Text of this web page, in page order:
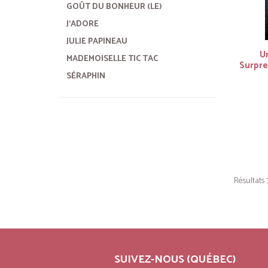
GOÛT DU BONHEUR (LE)
J'ADORE
JULIE PAPINEAU
MADEMOISELLE TIC TAC
SÉRAPHIN
Résultats
SUIVEZ-NOUS (QUÉBEC)